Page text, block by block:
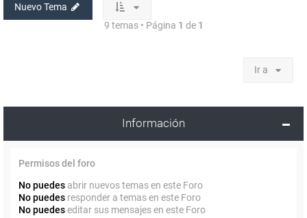
Nuevo Tema
9 temas • Página 1 de 1
Ir a
Información
Permisos del foro
No puedes abrir nuevos temas en este Foro
No puedes responder a temas en este Foro
No puedeseditar sus mensajes en este Foro